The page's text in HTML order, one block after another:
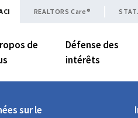
REALTORS Care®
de
Défense des
intérêts
sur le